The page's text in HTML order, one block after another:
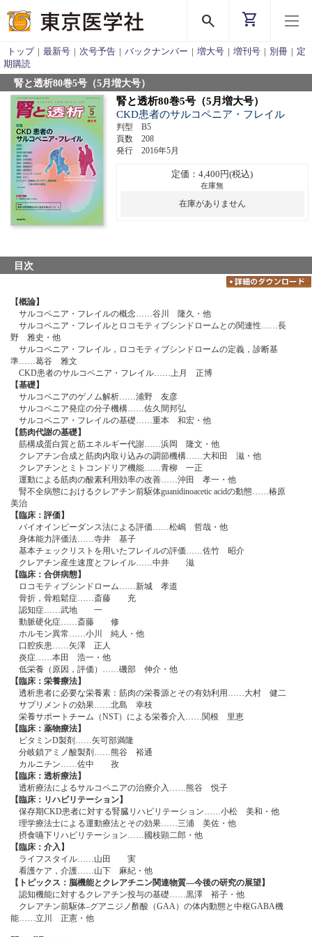
search shopping_cart
トップ | 最新号 | 次号予告 | バックナンバー | 増大号 | 増刊号 | 別冊 | 定
期購読
腎と透析80巻5号（5月増大号）
腎と透析80巻5号（5月増大号）
CKD患者のサルコペニア・フレイル
判型 B5
頁数 208
発行 2016年5月
定価：4,400円(税込)
在庫無
在庫がありません
目次
【概論】
サルコペニア・フレイルの概念……谷川 隆久・他
サルコペニア・フレイルとロコモティブシンドロームとの関連性……長
野 雅史・他
サルコペニア・フレイル，ロコモティブシンドロームの定義，診断基
準……葛谷 雅文
CKD患者のサルコペニア・フレイル……上月 正博
【基礎】
サルコペニアのゲノム解析……浦野 友彦
サルコペニア発症の分子機構……佐久間邦弘
サルコペニア・フレイルの基礎……重本 和宏・他
【筋肉代謝の基礎】
筋構成蛋白質と筋エネルギー代謝……浜岡 隆文・他
クレアチン合成と筋肉内取り込みの調節機構……大和田 滋・他
クレアチンとミトコンドリア機能……青柳 一正
運動による筋肉の酸素利用効率の改善……沖田 孝一・他
腎不全病態におけるクレアチン前駆体guanidinoacetic acidの動態……椿原
美治
【臨床：評価】
バイオインピーダンス法による評価……松嶋 哲哉・他
身体能力評価法……寺井 基子
基本チェックリストを用いたフレイルの評価……佐竹 昭介
クレアチン産生速度とフレイル……中井 滋
【臨床：合併病態】
ロコモティブシンドローム……新城 孝道
骨折，骨粗鬆症……斎藤 充
認知症……武地 一
動脈硬化症……斎藤 修
ホルモン異常……小川 純人・他
口腔疾患……矢澤 正人
炎症……本田 浩一・他
低栄養（原因，評価）……磯部 伸介・他
【臨床：栄養療法】
透析患者に必要な栄養素：筋肉の栄養源とその有効利用……大村 健二
サプリメントの効果……北島 幸枝
栄養サポートチーム（NST）による栄養介入……関根 里恵
【臨床：薬物療法】
ビタミンD製剤……矢可部満隆
分岐鎖アミノ酸製剤……熊谷 裕通
カルニチン……佐中 孜
【臨床：透析療法】
透析療法によるサルコペニアの治療介入……熊谷 悦子
【臨床：リハビリテーション】
保存期CKD患者に対する腎臓リハビリテーション……小松 美和・他
理学療法士による運動療法とその効果……三浦 美佐・他
摂食嚥下リハビリテーション……國枝顕二郎・他
【臨床：介入】
ライフスタイル……山田 実
看護ケア，介護……山下 麻紀・他
【トピックス：脳機能とクレアチニン関連物質―今後の研究の展望】
認知機能に対するクレアチン投与の基礎……黒澤 裕子・他
クレアチン前駆体‒グアニジノ酢酸（GAA）の体内動態と中枢GABA機
能……立川 正憲・他